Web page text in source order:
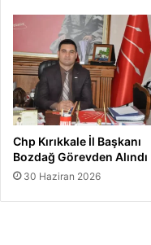
Chp Kırıkkale İl Başkanı
Bozdağ Görevden Alındı
30 Haziran 2026